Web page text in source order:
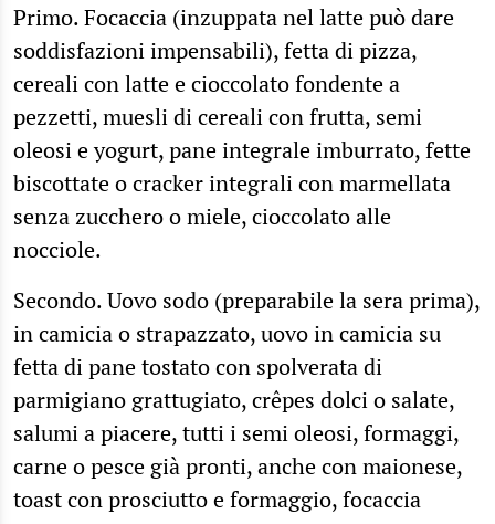
Primo. Focaccia (inzuppata nel latte può dare
soddisfazioni impensabili), fetta di pizza,
cereali con latte e cioccolato fondente a
pezzetti, muesli di cereali con frutta, semi
oleosi e yogurt, pane integrale imburrato, fette
biscottate o cracker integrali con marmellata
senza zucchero o miele, cioccolato alle
nocciole.
Secondo. Uovo sodo (preparabile la sera prima),
in camicia o strapazzato, uovo in camicia su
fetta di pane tostato con spolverata di
parmigiano grattugiato, cr­êpes dolci o salate,
salumi a piacere, tutti i semi oleosi, formaggi,
carne o pesce già pronti, anche con maionese,
toast con prosciutto e formaggio, focaccia